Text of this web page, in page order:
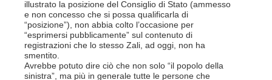
illustrato la posizione del Consiglio di Stato (ammesso
e non concesso che si possa qualificarla di
“posizione”), non abbia colto l’occasione per
“esprimersi pubblicamente” sul contenuto di
registrazioni che lo stesso Zali, ad oggi, non ha
smentito.
Avrebbe potuto dire ciò che non solo “il popolo della
sinistra”, ma più in generale tutte le persone che